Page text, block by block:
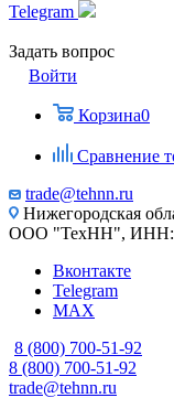
Telegram
Задать вопрос
Войти
Корзина0
Сравнение
trade@tehnn.ru
Нижегородская
ООО "ТехНН", ИНН:
Вконтакте
Telegram
MAX
8 (800) 700-51-92
8 (800) 700-51-92
trade@tehnn.ru